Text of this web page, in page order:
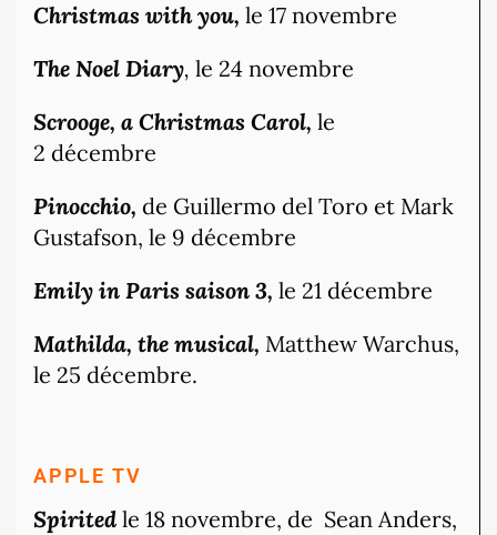
Christmas with you, le 17 novembre
The Noel Diary, le 24 novembre
Scrooge, a Christmas Carol, le
2 décembre
Pinocchio, de Guillermo del Toro et Mark
Gustafson, le 9 décembre
Emily in Paris saison 3, le 21 décembre
Mathilda, the musical, Matthew Warchus,
le 25 décembre.
APPLE TV
Spirited le 18 novembre, de Sean Anders,